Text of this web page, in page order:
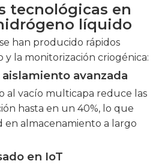
tecnológicas en
líquido
han producido rápidos
y la monitorización criogénica:
avanzada
al vacío multicapa reduce las
hasta en un 40%, lo que
en almacenamiento a largo
en IoT